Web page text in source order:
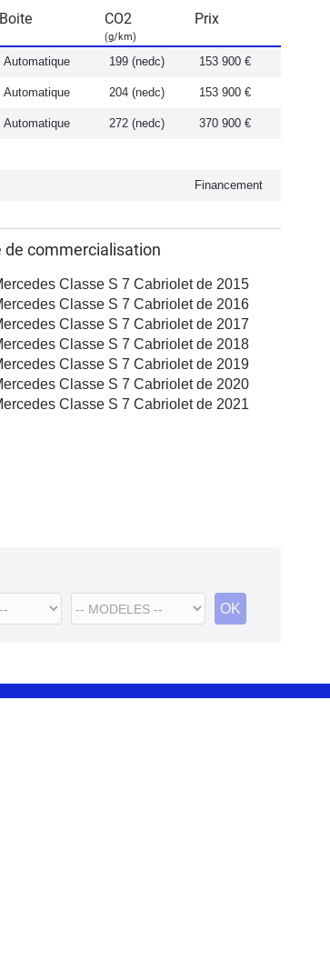
Boite CO2
(g/km)
Prix
Automatique 199 (nedc) 153 900 €
Automatique 204 (nedc) 153 900 €
Automatique 272 (nedc) 370 900 €
Financement
de commercialisation
Classe S 7 Cabriolet de 2015
Classe S 7 Cabriolet de 2016
Classe S 7 Cabriolet de 2017
Classe S 7 Cabriolet de 2018
Classe S 7 Cabriolet de 2019
Classe S 7 Cabriolet de 2020
Classe S 7 Cabriolet de 2021